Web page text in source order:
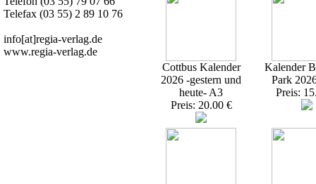
Telefax (03 55) 2 89 10 76
info[at]regia-verlag.de
www.regia-verlag.de
Cottbus Kalender
2026 -gestern und
heute- A3
Preis: 20.00 €
Kalender
Park
Preis: